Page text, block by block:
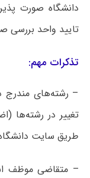
دانشگاه صورت
تایید واحد بررسی
تذکرات مهم:
– رشته‌های مندرج
تغییر در رشته‌ها
طریق سایت
– متقاضی موظف